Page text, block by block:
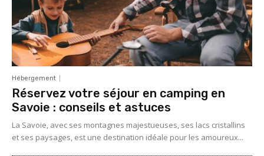
Hébergement
Réservez votre séjour en camping en
Savoie : conseils et astuces
La Savoie, avec ses montagnes majestueuses, ses lacs cristallins
et ses paysages, est une destination idéale pour les amoureux...